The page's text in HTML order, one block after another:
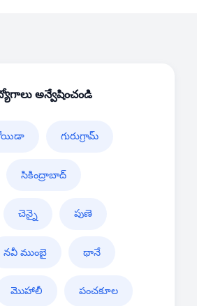
అన్వేషించండి
గురుగ్రామ్
సికింద్రాబాద్
చెన్నై పుణె
నవీ ముంబై థానే
మొహాలీ పంచకూల